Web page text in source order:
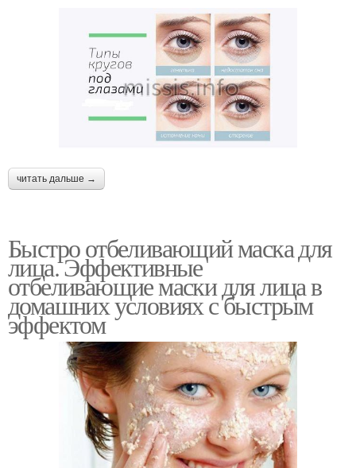
читать дальше →
Быстро отбеливающий маска для
лица. Эффективные
отбеливающие маски для лица в
домашних условиях с быстрым
эффектом